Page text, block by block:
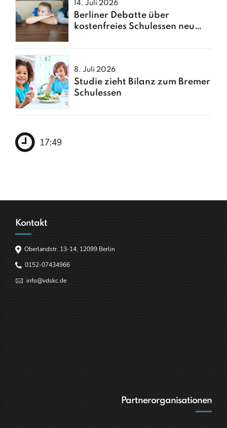
14. Juli 2026
Berliner Debatte über
kostenfreies Schulessen neu
8. Juli 2026
Studie zieht Bilanz zum Bremer
Schulessen
17:49
Kontakt
Oberlandstr. 13-14, 12099 Berlin
0152-07434966
info@vdskc.de
Partnerorganisationen